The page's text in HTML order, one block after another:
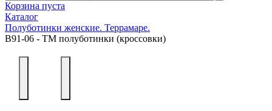
Корзина пуста
Каталог
Полуботинки женские. Террамаре.
В91-06 - ТМ полуботинки (кроссовки)